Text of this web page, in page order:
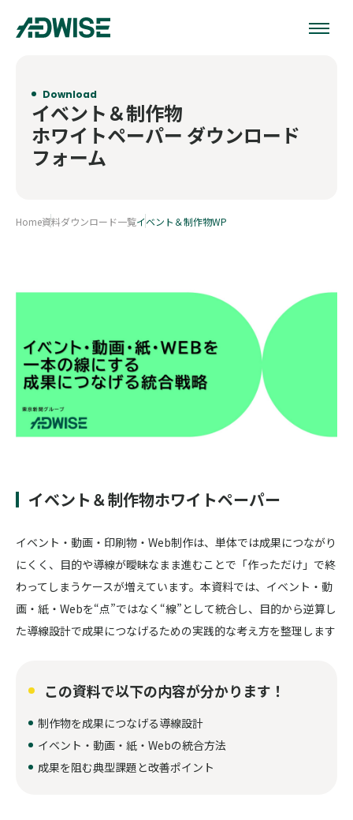
イベント＆制作物
ホワイトペーパー ダウンロード
フォーム
Download
Home資料ダウンロード一覧イベント＆制作物WP
イベント＆制作物ホワイトペーパー
イベント・動画・印刷物・Web制作は、単体では成果につながり
にくく、目的や導線が曖昧なまま進むことで「作っただけ」で終
わってしまうケースが増えています。本資料では、イベント・動
画・紙・Webを“点”ではなく“線”として統合し、目的から逆算し
た導線設計で成果につなげるための実践的な考え方を整理します
この資料で以下の内容が分かります！
制作物を成果につなげる導線設計
イベント・動画・紙・Webの統合方法
成果を阻む典型課題と改善ポイント